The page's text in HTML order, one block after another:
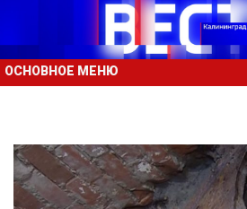
ОСНОВНОЕ МЕНЮ